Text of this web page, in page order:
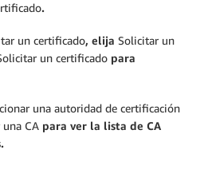
.
un certificado, elija Solicitar un
un certificado para
una autoridad de certificación
una CA para ver la lista de CA